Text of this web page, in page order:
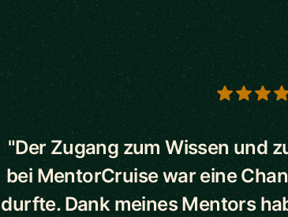
5 out of 5 stars
"Der Zugang zum Wissen und
bei MentorCruise war eine
durfte. Dank meines Mentors